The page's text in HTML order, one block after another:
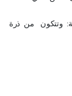
وتتكون
من ذرة